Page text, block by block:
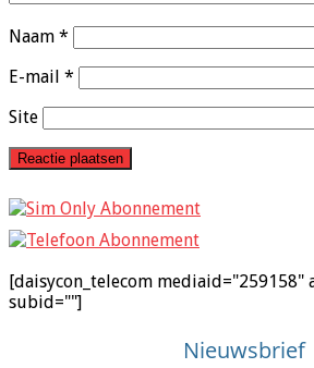
Naam *
E-mail *
Site
[daisycon_telecom mediaid="259158"
subid=""]
Nieuwsbrief